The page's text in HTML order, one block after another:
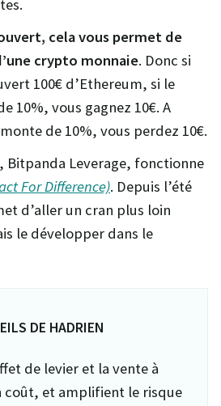
cela vous permet de
crypto monnaie. Donc si
100€ d’Ethereum, si le
10%, vous gagnez 10€. A
de 10%, vous perdez 10€.
Leverage, fonctionne
For Difference). Depuis l’été
d’aller un cran plus loin
le développer dans le
DE HADRIEN
de levier et la vente à
coût, et amplifient le risque